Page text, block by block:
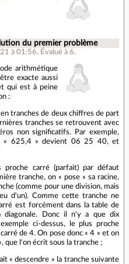
du premier problème
à 01:56. Évalué à6.
arithmétique
exacte aussi
qui est à peine
:
tranches de deux chiffres de part
tranches se retrouvent avec
non significatifs. Par exemple,
625,4 » devient 06 25 40, et
carré (parfait) par défaut
tranche, on « pose » sa racine,
(comme pour une division, mais
d'un). Comme cette tranche ne
est forcément dans la table de
diagonale. Donc il n'y a que dix
ci-dessus, le plus proche
de 4. On pose donc « 4 » et on
que l'on écrit sous la tranche ;
« descendre » la tranche suivante